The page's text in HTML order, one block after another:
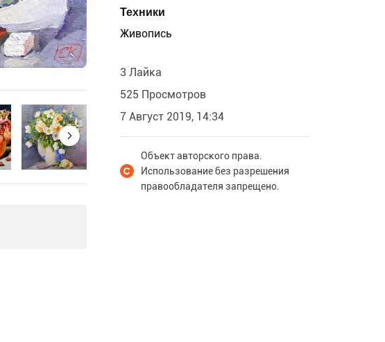
Техники
Живопись
3 Лайка
525 Просмотров
7 Август 2019, 14:34
Объект авторского права.
Использование без разрешения
правообладателя запрещено.